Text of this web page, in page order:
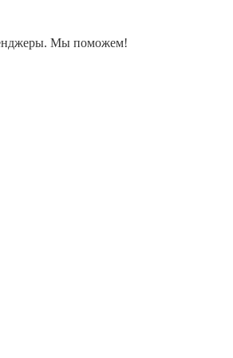
Мы поможем!